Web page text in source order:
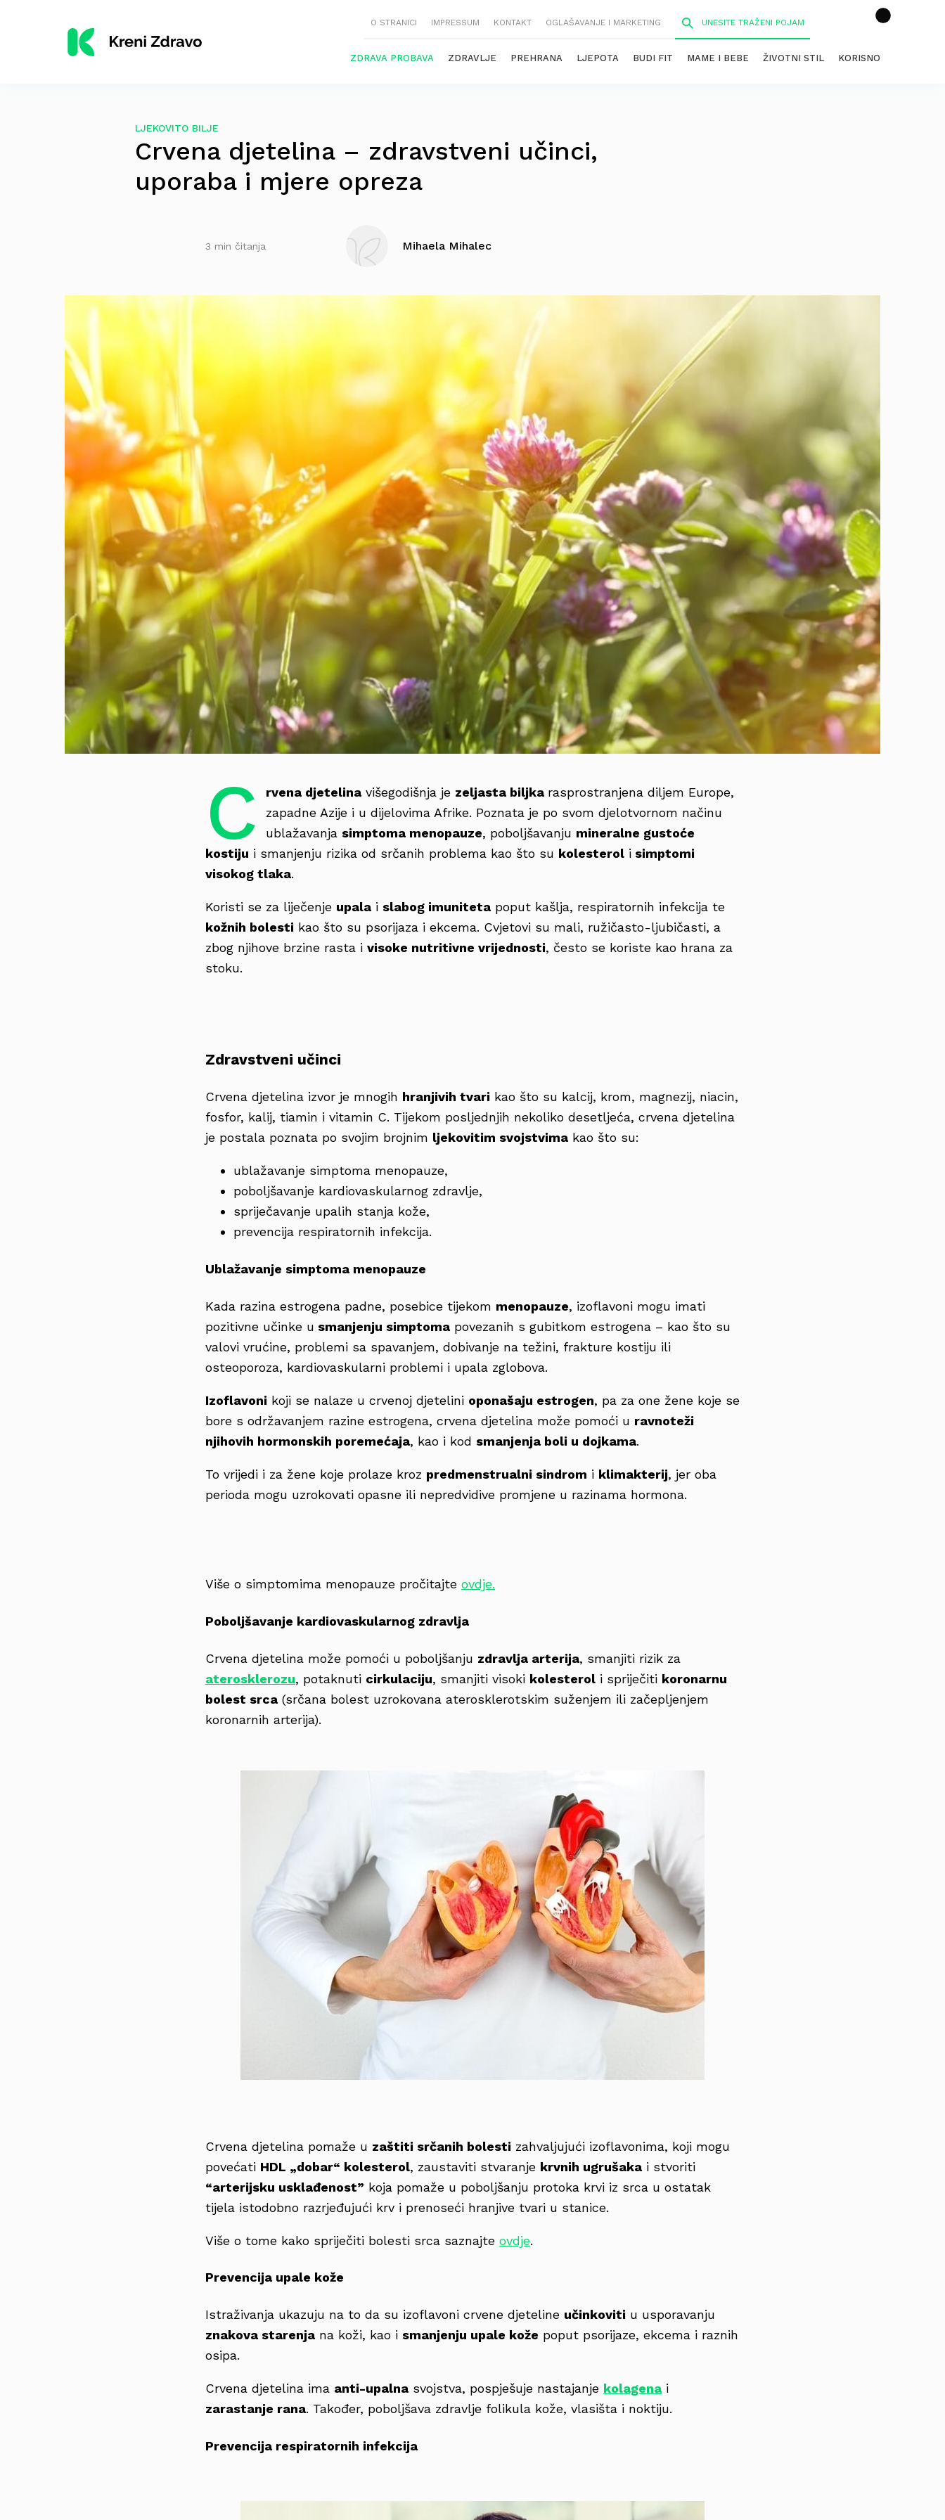
O STRANICI IMPRESSUM KONTAKT OGLAŠAVANJE I MARKETING
ZDRAVA PROBAVA ZDRAVLJE PREHRANA LJEPOTA BUDI FIT MAME I BEBE ŽIVOTNI STIL KORISNO
LJEKOVITO BILJE
Crvena djetelina – zdravstveni učinci,
uporaba i mjere opreza
3 min čitanja Mihaela Mihalec
C rvena djetelina višegodišnja je zeljasta biljka rasprostranjena diljem Europe,
zapadne Azije i u dijelovima Afrike. Poznata je po svom djelotvornom načinu
ublažavanja simptoma menopauze, poboljšavanju mineralne gustoće
kostiju i smanjenju rizika od srčanih problema kao što su kolesterol i simptomi
visokog tlaka.
Koristi se za liječenje upala i slabog imuniteta poput kašlja, respiratornih infekcija te
kožnih bolesti kao što su psorijaza i ekcema. Cvjetovi su mali, ružičasto-ljubičasti, a
zbog njihove brzine rasta i visoke nutritivne vrijednosti, često se koriste kao hrana za
stoku.
Zdravstveni učinci
Crvena djetelina izvor je mnogih hranjivih tvari kao što su kalcij, krom, magnezij, niacin,
fosfor, kalij, tiamin i vitamin C. Tijekom posljednjih nekoliko desetljeća, crvena djetelina
je postala poznata po svojim brojnim ljekovitim svojstvima kao što su:
ublažavanje simptoma menopauze,
poboljšavanje kardiovaskularnog zdravlje,
spriječavanje upalih stanja kože,
prevencija respiratornih infekcija.
Ublažavanje simptoma menopauze
Kada razina estrogena padne, posebice tijekom menopauze, izoflavoni mogu imati
pozitivne učinke u smanjenju simptoma povezanih s gubitkom estrogena – kao što su
valovi vrućine, problemi sa spavanjem, dobivanje na težini, frakture kostiju ili
osteoporoza, kardiovaskularni problemi i upala zglobova.
Izoflavoni koji se nalaze u crvenoj djetelini oponašaju estrogen, pa za one žene koje se
bore s održavanjem razine estrogena, crvena djetelina može pomoći u ravnoteži
njihovih hormonskih poremećaja, kao i kod smanjenja boli u dojkama.
To vrijedi i za žene koje prolaze kroz predmenstrualni sindrom i klimakterij, jer oba
perioda mogu uzrokovati opasne ili nepredvidive promjene u razinama hormona.
Više o simptomima menopauze pročitajte ovdje.
Poboljšavanje kardiovaskularnog zdravlja
Crvena djetelina može pomoći u poboljšanju zdravlja arterija, smanjiti rizik za
aterosklerozu, potaknuti cirkulaciju, smanjiti visoki kolesterol i spriječiti koronarnu
bolest srca (srčana bolest uzrokovana aterosklerotskim suženjem ili začepljenjem
koronarnih arterija).
Crvena djetelina pomaže u zaštiti srčanih bolesti zahvaljujući izoflavonima, koji mogu
povećati HDL „dobar“ kolesterol, zaustaviti stvaranje krvnih ugrušaka i stvoriti
“arterijsku usklađenost” koja pomaže u poboljšanju protoka krvi iz srca u ostatak
tijela istodobno razrjeđujući krv i prenoseći hranjive tvari u stanice.
Više o tome kako spriječiti bolesti srca saznajte ovdje.
Prevencija upale kože
Istraživanja ukazuju na to da su izoflavoni crvene djeteline učinkoviti u usporavanju
znakova starenja na koži, kao i smanjenju upale kože poput psorijaze, ekcema i raznih
osipa.
Crvena djetelina ima anti-upalna svojstva, pospješuje nastajanje kolagena i
zarastanje rana. Također, poboljšava zdravlje folikula kože, vlasišta i noktiju.
Prevencija respiratornih infekcija